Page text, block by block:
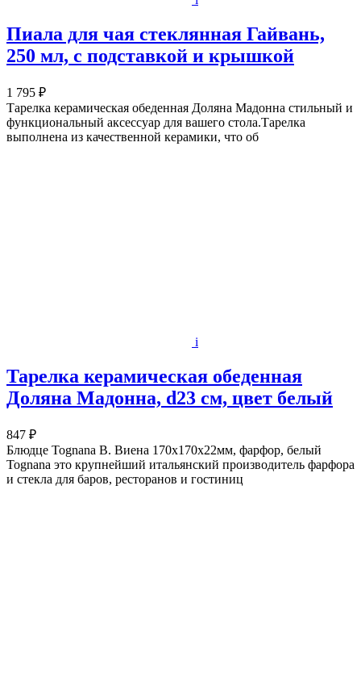
Пиала для чая стеклянная Гайвань,
250 мл, с подставкой и крышкой
1 795 ₽
Тарелка керамическая обеденная Доляна Мадонна стильный и
функциональный аксессуар для вашего стола.Тарелка
выполнена из качественной керамики, что об
i
Тарелка керамическая обеденная
Доляна Мадонна, d23 см, цвет белый
847 ₽
Блюдце Tognana В. Виена 170х170х22мм, фарфор, белый
Tognana это крупнейший итальянский производитель фарфора
и стекла для баров, ресторанов и гостиниц